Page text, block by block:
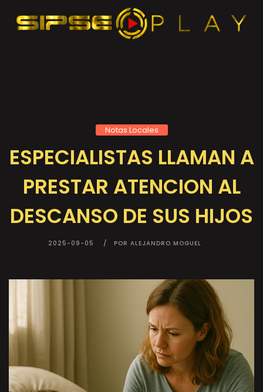
Notas Locales
ESPECIALISTAS LLAMAN A
PRESTAR ATENCION AL
DESCANSO DE SUS HIJOS
2025-09-05 POR ALEJANDRO MOGUEL